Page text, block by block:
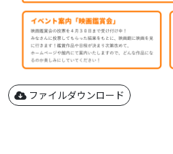
ファイルダウンロード